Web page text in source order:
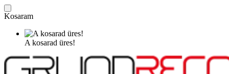
Kosaram
A kosarad üres!